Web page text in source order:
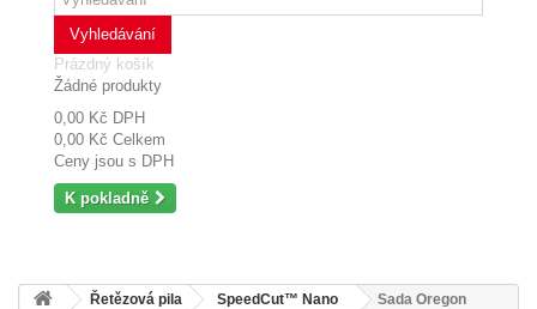
Vyhledávání
Prázdný košík
Žádné produkty
0,00 Kč DPH
0,00 Kč Celkem
Ceny jsou s DPH
K pokladně
Řetězová pila SpeedCut™ Nano
Sada Oregon